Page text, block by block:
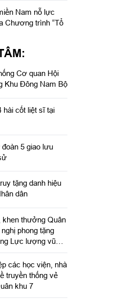
Nam nỗ lực
Chương trình “Tổ
Cơ quan Hội
Khu Đông Nam Bộ
hài cốt liệt sĩ tại
5 giao lưu
tặng danh hiệu
dân
khen thưởng Quân
phong tặng
Lực lượng vũ
các học viện, nhà
truyền thống vẻ
khu 7